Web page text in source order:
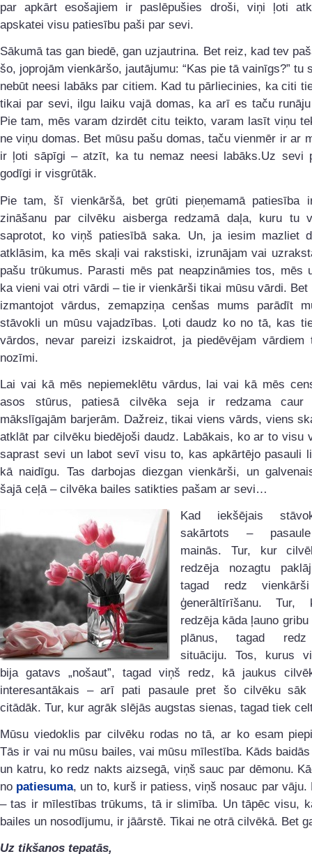
par apkārt esošajiem ir paslēpušies droši, viņi ļoti
apskatei visu patiesību paši par sevi.
Sākumā tas gan biedē, gan uzjautrina. Bet reiz, kad tev
šo, joprojām vienkāršo, jautājumu: “Kas pie tā vainīgs?” tu
nebūt neesi labāks par citiem. Kad tu pārliecinies, ka citi
tikai par sevi, ilgu laiku vajā domas, ka arī es taču
Pie tam, mēs varam dzirdēt citu teikto, varam lasīt viņu
ne viņu domas. Bet mūsu pašu domas, taču vienmēr ir ar
ir ļoti sāpīgi – atzīt, ka tu nemaz neesi labāks.Uz sevi
godīgi ir visgrūtāk.
Pie tam, šī vienkāršā, bet grūti pieņemamā patiesība
zināšanu par cilvēku aisberga redzamā daļa, kuru tu
saprotot, ko viņš patiesībā saka. Un, ja iesim mazliet
atklāsim, ka mēs skaļi vai rakstiski, izrunājam vai
pašu trūkumus. Parasti mēs pat neapzināmies tos, mēs
ka vieni vai otri vārdi – tie ir vienkārši tikai mūsu vārdi. Bet
izmantojot vārdus, zemapziņa cenšas mums parādīt
stāvokli un mūsu vajadzības. Ļoti daudz ko no tā, kas
vārdos, nevar pareizi izskaidrot, ja piedēvējam vārdiem
nozīmi.
Lai vai kā mēs nepiemeklētu vārdus, lai vai kā mēs
asos stūrus, patiesā cilvēka seja ir redzama caur
mākslīgajām barjerām. Dažreiz, tikai viens vārds, viens
atklāt par cilvēku biedējoši daudz. Labākais, ko ar to visu
saprast sevi un labot sevī visu to, kas apkārtējo pasauli
kā naidīgu. Tas darbojas diezgan vienkārši, un
šajā ceļā – cilvēka bailes satikties pašam ar sevi…
Kad iekšējais
sakārtots –
mainās. Tur, kur
redzēja nozagtu
tagad redz
ģenerāltīrīšanu. Tur,
redzēja kāda ļauno gribu
plānus, tagad redz
situāciju. Tos, kurus
bija gatavs „nošaut”, tagad viņš redz, kā jaukus
interesantākais – arī pati pasaule pret šo cilvēku sāk
citādāk. Tur, kur agrāk slējās augstas sienas, tagad tiek
Mūsu viedoklis par cilvēku rodas no tā, ar ko esam
Tās ir vai nu mūsu bailes, vai mūsu mīlestība. Kāds
un katru, ko redz nakts aizsegā, viņš sauc par dēmonu.
no patiesuma, un to, kurš ir patiess, viņš nosauc par vāju.
– tas ir mīlestības trūkums, tā ir slimība. Un tāpēc visu,
bailes un nosodījumu, ir jāārstē. Tikai ne otrā cilvēkā. Bet
Uz tikšanos tepatās,